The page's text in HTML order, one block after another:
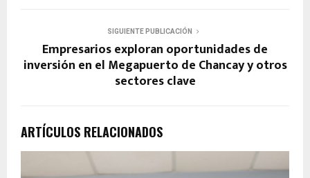
SIGUIENTE PUBLICACIÓN
Empresarios exploran oportunidades de
inversión en el Megapuerto de Chancay y otros
sectores clave
ARTÍCULOS RELACIONADOS